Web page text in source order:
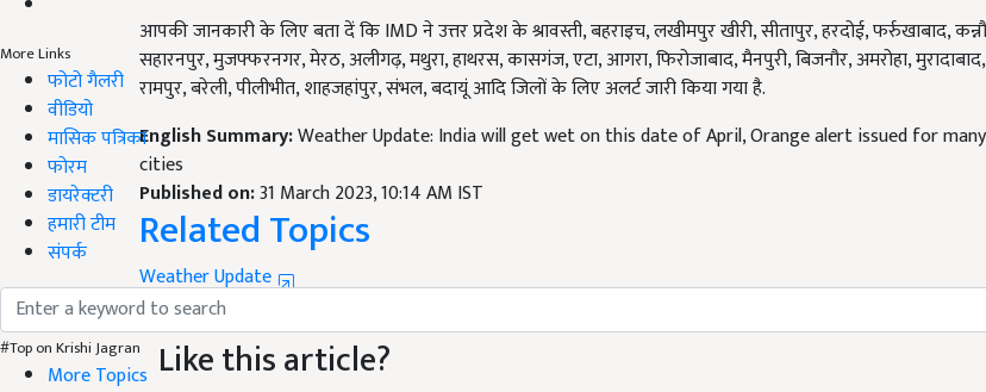
More Links
फोटो गैलरी
वीडियो
मासिक पत्रिका
फोरम
डायरेक्टरी
हमारी टीम
संपर्क
#Top on Krishi Jagran
More Topics
सहारनपुर, मुजफ्फरनगर, मेरठ, अलीगढ़, मथुरा, हाथरस, कासगंज, एटा, आगरा, फिरोजाबाद, मैनपुरी, बिजनौर, अमरोहा, मुरादाबाद,
रामपुर, बरेली, पीलीभीत, शाहजहांपुर, संभल, बदायूं आदि जिलों के लिए अलर्ट जारी किया गया है.
English Summary:Weather Update: India will get wet on this date of April, Orange alert issued for many
cities
Published on:
Related Topics
Weather Update
Weather Update Orange alert
Like this article?
Hey! I amलोकेश निरवाल. Did you liked this article and have suggestions to improve this article?